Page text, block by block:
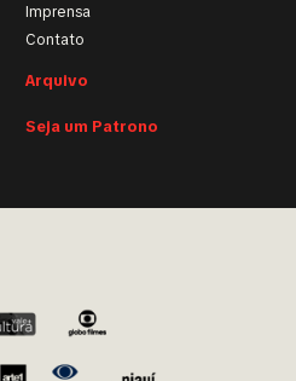
Imprensa
Contato
Arquivo
Seja um Patrono